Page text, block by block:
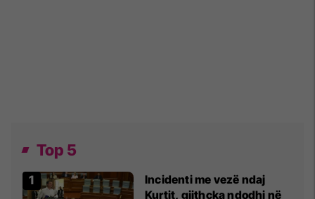
Top 5
Incidenti me vezë ndaj
Kurtit, gjithçka ndodhi në